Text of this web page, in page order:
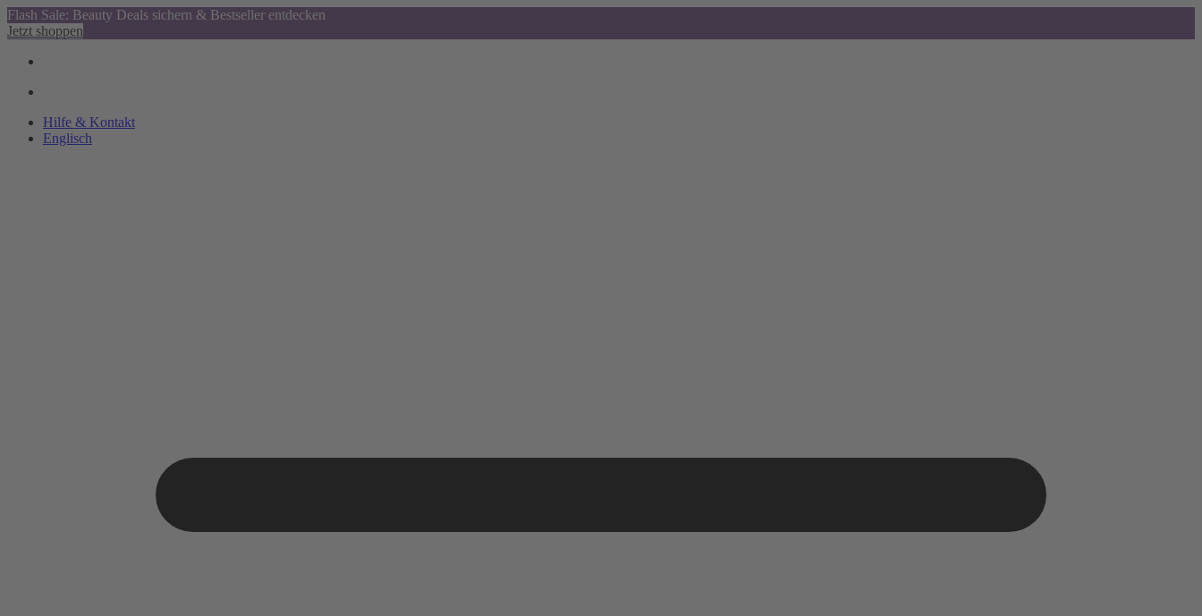
Flash Sale: Beauty Deals sichern & Bestseller entdecken
Jetzt shoppen
Hilfe & Kontakt
Englisch